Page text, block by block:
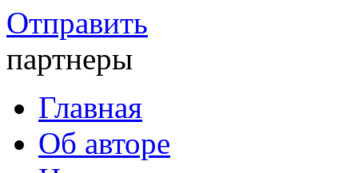
Отправить
партнеры
Главная
Об авторе